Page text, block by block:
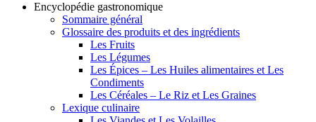
Encyclopédie gastronomique
Sommaire général
Glossaire des produits et des ingrédients
Les Fruits
Les Légumes
Les Épices – Les Huiles alimentaires et Les
Condiments
Les Céréales – Le Riz et Les Graines
Lexique culinaire